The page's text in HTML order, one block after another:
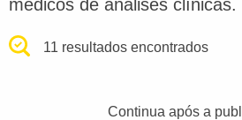
médicos de análises clínicas.
11 resultados encontrados
Continua após a